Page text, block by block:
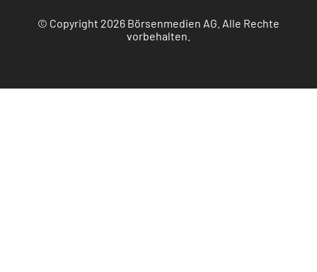
© Copyright 2026 Börsenmedien AG. Alle Rechte
vorbehalten.